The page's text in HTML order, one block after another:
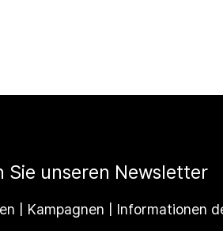
Sie unseren Newsletter
| Kampagnen | Informationen